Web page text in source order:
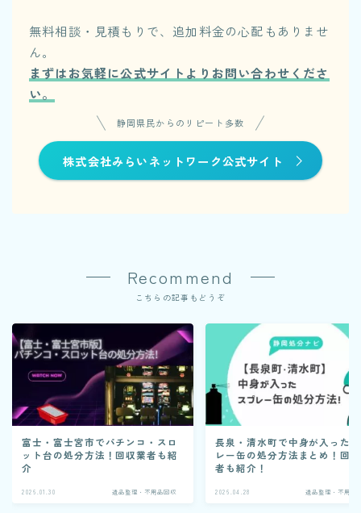
無料相談・見積もりで、追加料金の心配もありませ
ん。
まずはお気軽に公式サイトよりお問い合わせくださ
い。
静岡県民からのリピート多数
株式会社みらいネットワーク公式サイト
Recommend
こちらの記事もどうぞ
富士・富士宮市でパチンコ・スロ
ット台の処分方法！回収業者も紹
介
2026.01.30 遺品整理・不用品回収
長泉・清水町で中身が入った
レー缶の処分方法まとめ！回
者も紹介！
2026.04.28 遺品整理・不用品